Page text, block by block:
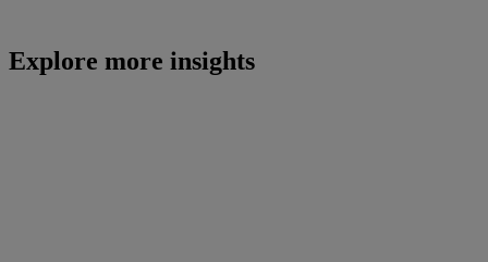
Explore more insights